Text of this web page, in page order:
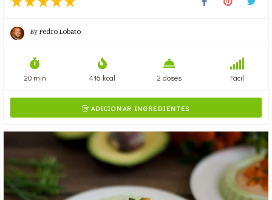
ByPedro Lobato
20 min 416 kcal 2 doses Fácil
ADICIONAR INGREDIENTES